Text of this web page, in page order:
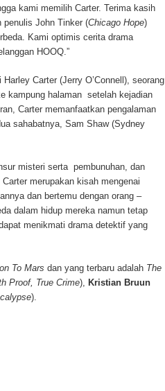
kami memilih Carter. Terima kasih
penulis John Tinker (Chicago Hope)
Kami optimis cerita drama
HOOQ.”
Carter (Jerry O’Connell), seorang
kampung halaman setelah kejadian
Carter memanfaatkan pengalaman
sahabatnya, Sam Shaw (Sydney
misteri serta pembunuhan, dan
merupakan kisah mengenai
dan bertemu dengan orang –
dalam hidup mereka namun tetap
menikmati drama detektif yang
To Mars dan yang terbaru adalah The
Proof, True Crime), Kristian Bruun
).